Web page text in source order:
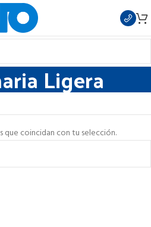
Ligera
coincidan con tu selección.